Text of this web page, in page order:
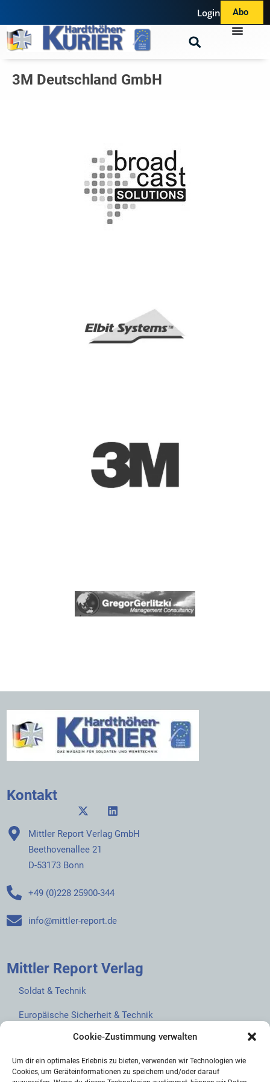
Cookie-Zustimmung verwalten
Um dir ein optimales Erlebnis zu bieten, verwenden wir Technologien wie
Cookies, um Geräteinformationen zu speichern und/oder darauf
Login Abo
3M Deutschland GmbH
Kontakt
Mittler Report Verlag GmbH
Beethovenallee 21
D-53173 Bonn
+49 (0)228 25900-344
info@mittler-report.de
Mittler Report Verlag
Soldat & Technik
Europäische Sicherheit & Technik
European Security & Defence
MarineForum